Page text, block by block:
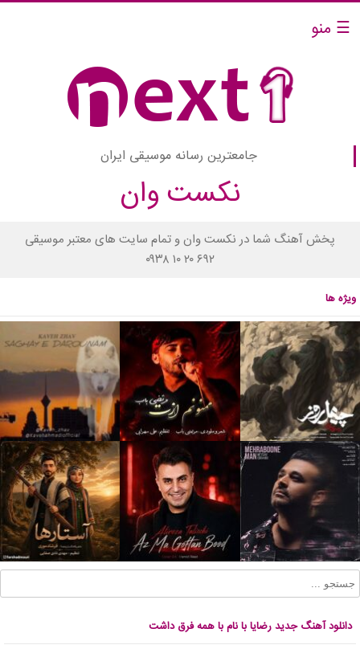
☰ منو
جامعترین رسانه موسیقی ایران
نکست وان
پخش آهنگ شما در نکست وان و تمام سایت های معتبر موسیقی
۰۹۳۸ ۱۰ ۲۰ ۶۹۲
ویژه ها
دانلود آهنگ جدید رضایا با نام با همه فرق داشت